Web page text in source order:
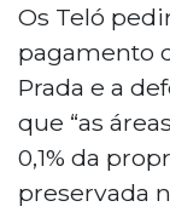
Os Teló
pagamento
Prada e a
que “as
0,1% da
preservada